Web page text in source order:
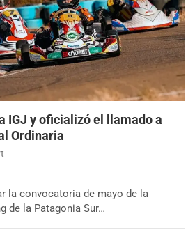
IGJ y oficializó el llamado a
Ordinaria
la convocatoria de mayo de la
de la Patagonia Sur…